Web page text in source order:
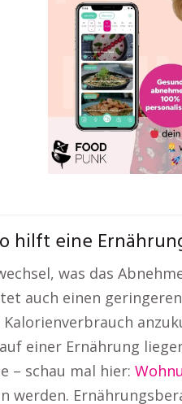
hilft eine
was das
auch einen
einer Ernährung
– schau mal hier:
werden.